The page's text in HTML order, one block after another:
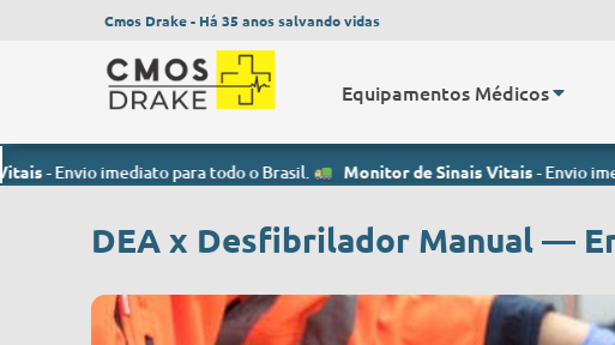
Cmos Drake - Há 35 anos salvando vidas
Equipamentos Médicos
imediato para todo o Brasil. Monitor de Sinais Vitais- Envio imediato para
DEA x Desfibrilador Manual —